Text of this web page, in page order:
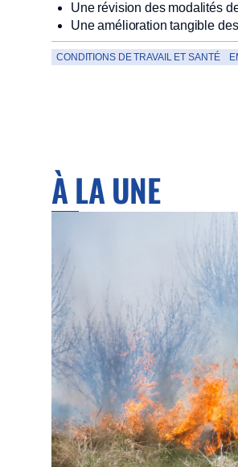
Une révision des modalités
Une amélioration tangible
CONDITIONS DE TRAVAIL ET SANTÉ
À LA UNE